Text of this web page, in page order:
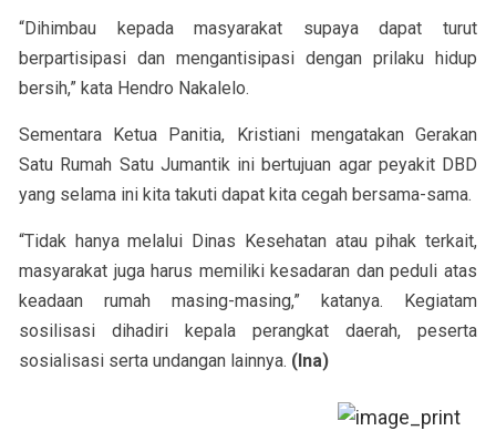
“Dihimbau kepada masyarakat supaya dapat turut
berpartisipasi dan mengantisipasi dengan prilaku hidup
bersih,” kata Hendro Nakalelo.
Sementara Ketua Panitia, Kristiani mengatakan Gerakan
Satu Rumah Satu Jumantik ini bertujuan agar peyakit DBD
yang selama ini kita takuti dapat kita cegah bersama-sama.
“Tidak hanya melalui Dinas Kesehatan atau pihak terkait,
masyarakat juga harus memiliki kesadaran dan peduli atas
keadaan rumah masing-masing,” katanya. Kegiatam
sosilisasi dihadiri kepala perangkat daerah, peserta
sosialisasi serta undangan lainnya. (lna)